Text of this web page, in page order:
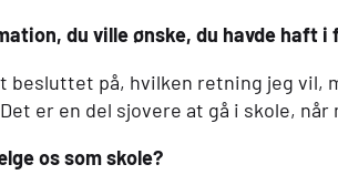
du ville ønske, du havde haft
besluttet på, hvilken retning jeg
er en del sjovere at gå i skole,
os som skole?